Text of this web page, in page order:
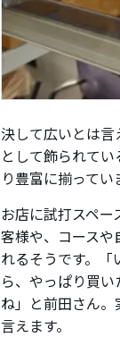
決して広いとは
として飾られて
り豊富に揃ってい
お店に試打スペ
客様や、コースや
れるそうです。
ら、やっぱり買
ね」と前田さん
言えます。